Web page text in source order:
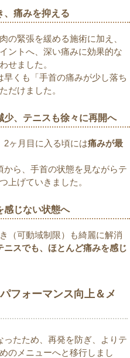
、痛みを抑える
の緊張を緩める施術に加え、
ントへ、深い痛みに効果的な
せました。
早くも「手首の痛みが少し落ち
だけました。
少、テニスも徐々に再開へ
2ヶ月目に入る頃には痛みが最
から、手首の状態を見ながらテ
上げていきました。
感じない状態へ
（可動域制限）も綺麗に解消
スでも、ほとんど痛みを感じ
フォーマンス向上＆メ
たため、再発を防ぎ、よりテ
のメニューへと移行しまし